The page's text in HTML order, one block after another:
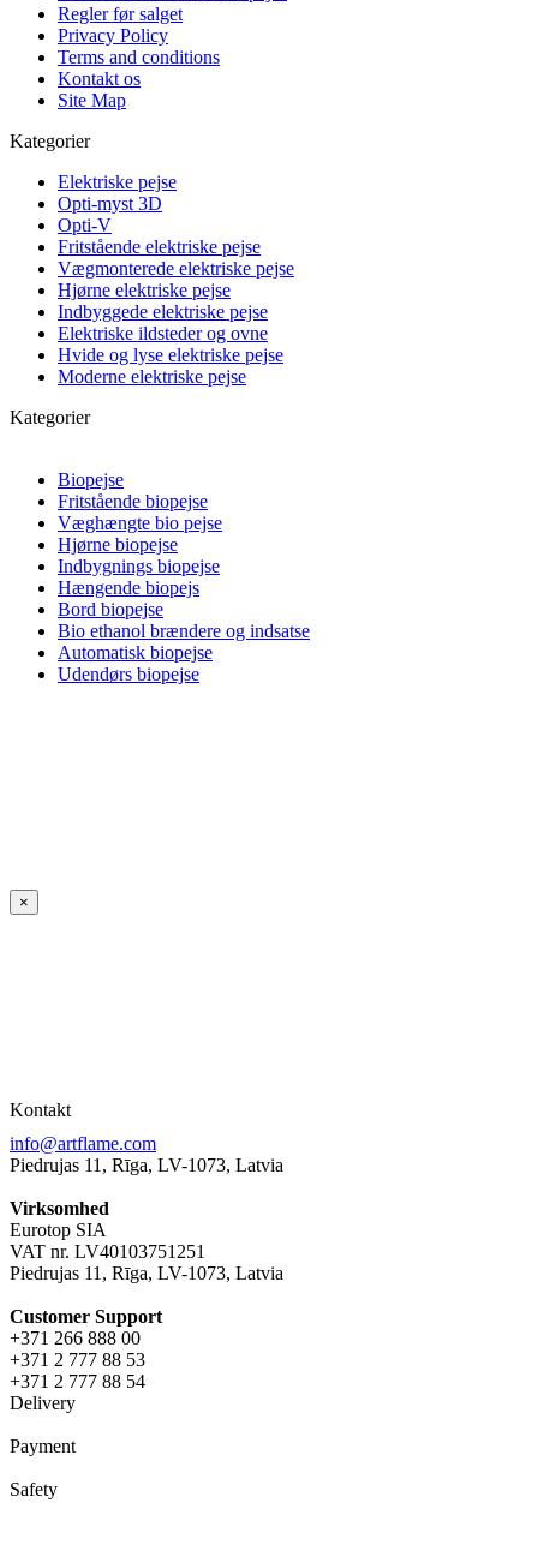
Regler før salget
Privacy Policy
Terms and conditions
Kontakt os
Site Map
Kategorier
Elektriske pejse
Opti-myst 3D
Opti-V
Fritstående elektriske pejse
Vægmonterede elektriske pejse
Hjørne elektriske pejse
Indbyggede elektriske pejse
Elektriske ildsteder og ovne
Hvide og lyse elektriske pejse
Moderne elektriske pejse
Kategorier
Biopejse
Fritstående biopejse
Væghængte bio pejse
Hjørne biopejse
Indbygnings biopejse
Hængende biopejs
Bord biopejse
Bio ethanol brændere og indsatse
Automatisk biopejse
Udendørs biopejse
×
Kontakt
info@artflame.com
Piedrujas 11, Rīga, LV-1073, Latvia
Virksomhed
Eurotop SIA
VAT nr. LV40103751251
Piedrujas 11, Rīga, LV-1073, Latvia
Сustomer Support
+371 266 888 00
+371 2 777 88 53
+371 2 777 88 54
Delivery
Payment
Safety